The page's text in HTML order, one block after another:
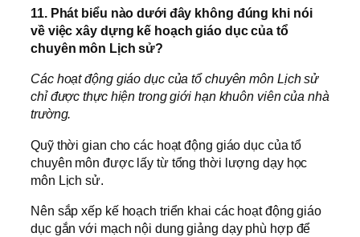
11. Phát biểu nào dưới đây không đúng khi nói
về việc xây dựng kế hoạch giáo dục của tổ
chuyên môn Lịch sử?
Các hoạt động giáo dục của tổ chuyên môn Lịch sử
chỉ được thực hiện trong giới hạn khuôn viên của nhà
trường.
Quỹ thời gian cho các hoạt động giáo dục của tổ
chuyên môn được lấy từ tổng thời lượng dạy học
môn Lịch sử.
Nên sắp xếp kế hoạch triển khai các hoạt động giáo
dục gắn với mạch nội dung giảng dạy phù hợp để